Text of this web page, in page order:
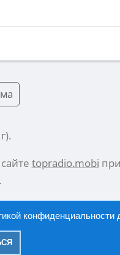
г).
topradio.mobi
конфиденциальности